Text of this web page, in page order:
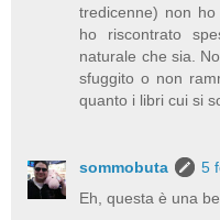
tredicenne) non
ho riscontrato
naturale che sia.
sfuggito o non
quanto i libri cui si
sommobuta
5
Eh, questa è una